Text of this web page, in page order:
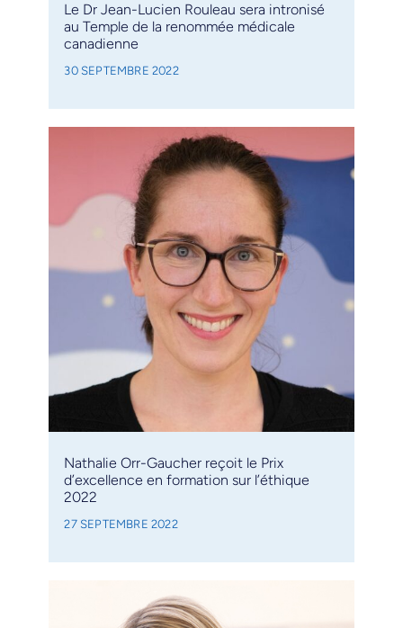
Le Dr Jean-Lucien Rouleau sera intronisé
au Temple de la renommée médicale
canadienne
30 SEPTEMBRE 2022
Nathalie Orr-Gaucher reçoit le Prix
d’excellence en formation sur l’éthique
2022
27 SEPTEMBRE 2022